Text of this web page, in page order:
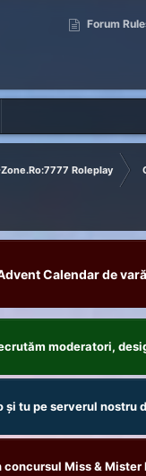
Forum
Zone.Ro:7777 Roleplay
Calendar de
moderatori,
și tu pe serverul nostru
concursul Miss &